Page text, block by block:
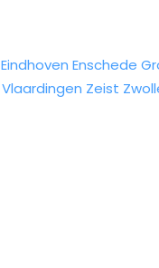
Eindhoven Enschede
Vlaardingen Zeist